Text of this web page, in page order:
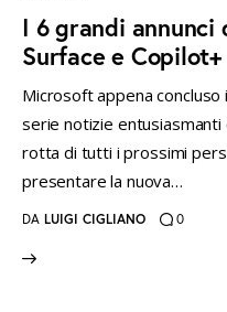
I 6 grandi
Surface e Copilot+
Microsoft appena concluso
serie notizie entusiasmanti
rotta di tutti i prossimi
presentare la nuova…
DA LUIGI CIGLIANO 0